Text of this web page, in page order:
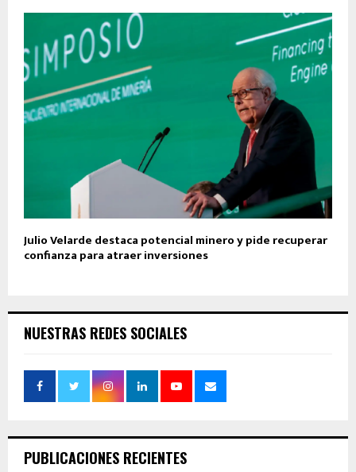
Julio Velarde destaca potencial minero y pide recuperar
confianza para atraer inversiones
NUESTRAS REDES SOCIALES
PUBLICACIONES RECIENTES